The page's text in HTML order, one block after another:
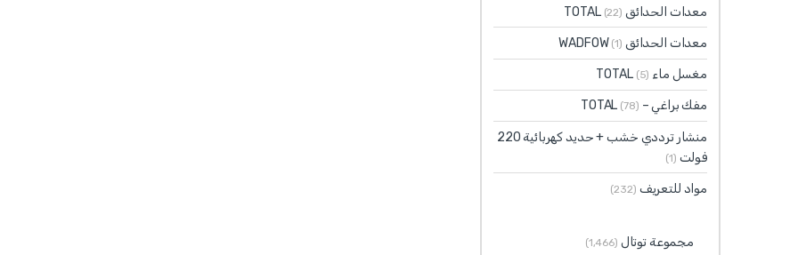
معدات الحدائق TOTAL (22)
معدات الحدائق WADFOW (1)
مغسل ماء TOTAL (5)
مفك براغي – TOTAL (78)
منشار ترددي خشب + حديد كهربائية 220
فولت (1)
مواد للتعريف (232)
مجموعة توتال (1٬466)